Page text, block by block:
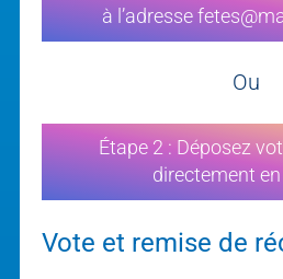
à l’adresse
Ou
Étape 2 : Déposez
directement
Vote et remise de